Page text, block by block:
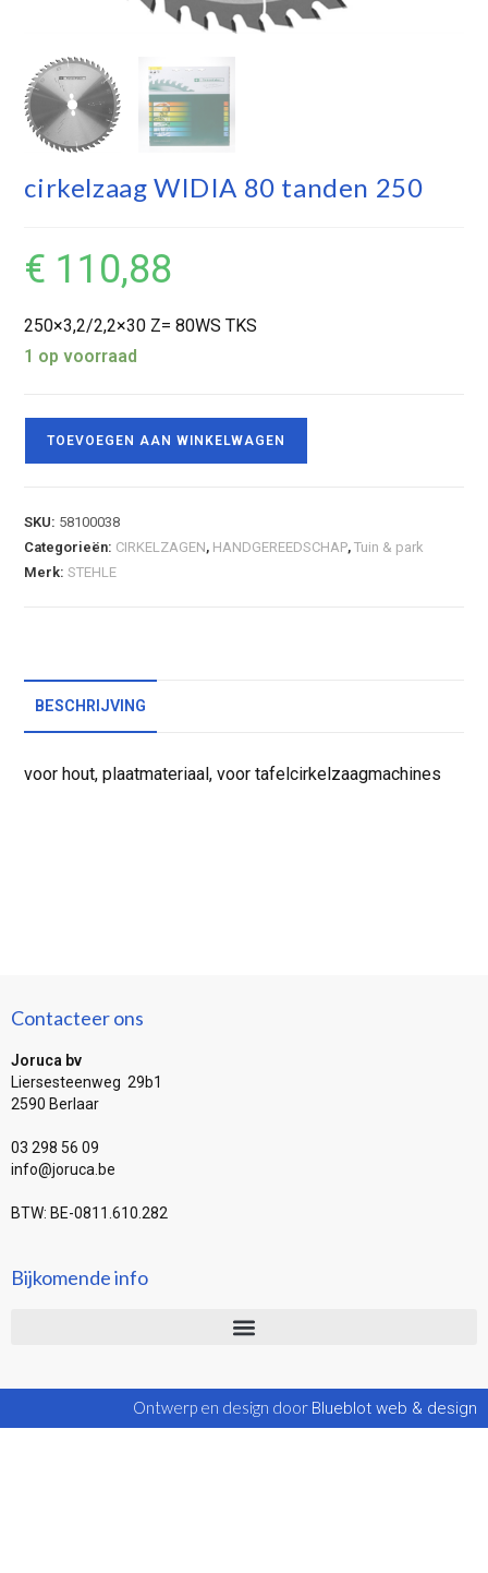
cirkelzaag WIDIA 80 tanden 250
€ 110,88
250×3,2/2,2×30 Z= 80WS TKS
1 op voorraad
TOEVOEGEN AAN WINKELWAGEN
SKU: 58100038
Categorieën: CIRKELZAGEN, HANDGEREEDSCHAP,Tuin & park
Merk:STEHLE
BESCHRIJVING
voor hout, plaatmateriaal, voor tafelcirkelzaagmachines
Contacteer ons
Joruca bv
Liersesteenweg 29b1
2590 Berlaar
03 298 56 09
info@joruca.be
BTW: BE-0811.610.282
Bijkomende info
Ontwerp en design door Blueblot web & design